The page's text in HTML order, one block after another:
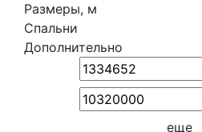
Размеры, м
Спальни
Дополнительно
еще